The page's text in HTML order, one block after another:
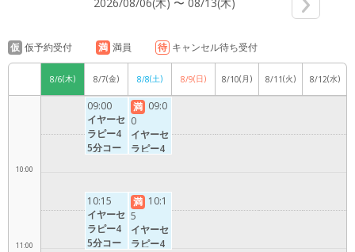
仮 仮予約受付 満 満員 待 キャンセル待ち受付
8/6(木) 8/7(金) 8/8(土) 8/9(日) 8/10(月) 8/11(火) 8/12(水)
9:00
10:00
11:00
09:00
イヤーセ
ラピー4
5分コー
10:15
イヤーセ
ラピー4
5分コー
満 09:0
0
イヤーセ
ラピー4
満 10:1
5
イヤーセ
ラピー4